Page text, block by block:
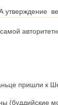
утверждение
самой
пришли к
(буддийские